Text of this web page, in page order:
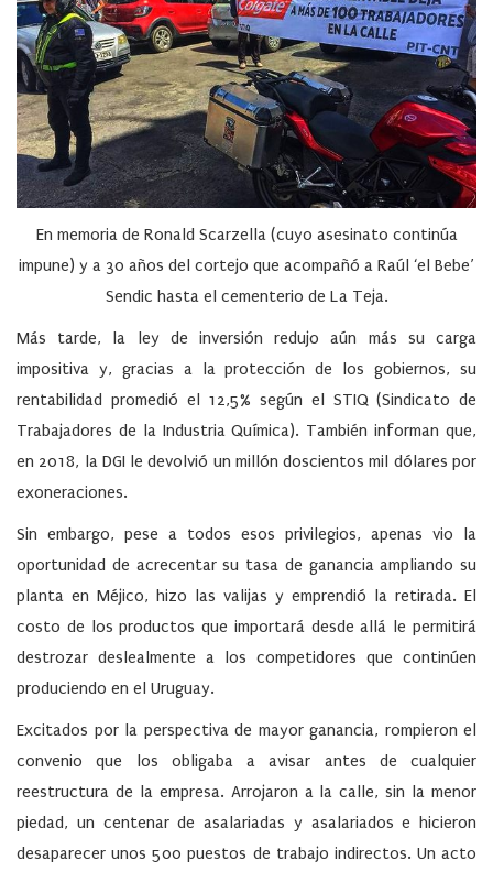
En memoria de Ronald Scarzella (cuyo asesinato continúa
impune) y a 30 años del cortejo que acompañó a Raúl ‘el Bebe’
Sendic hasta el cementerio de La Teja.
Más tarde, la ley de inversión redujo aún más su carga
impositiva y, gracias a la protección de los gobiernos, su
rentabilidad promedió el 12,5% según el STIQ (Sindicato de
Trabajadores de la Industria Química). También informan que,
en 2018, la DGI le devolvió un millón doscientos mil dólares por
exoneraciones.
Sin embargo, pese a todos esos privilegios, apenas vio la
oportunidad de acrecentar su tasa de ganancia ampliando su
planta en Méjico, hizo las valijas y emprendió la retirada. El
costo de los productos que importará desde allá le permitirá
destrozar deslealmente a los competidores que continúen
produciendo en el Uruguay.
Excitados por la perspectiva de mayor ganancia, rompieron el
convenio que los obligaba a avisar antes de cualquier
reestructura de la empresa. Arrojaron a la calle, sin la menor
piedad, un centenar de asalariadas y asalariados e hicieron
desaparecer unos 500 puestos de trabajo indirectos. Un acto